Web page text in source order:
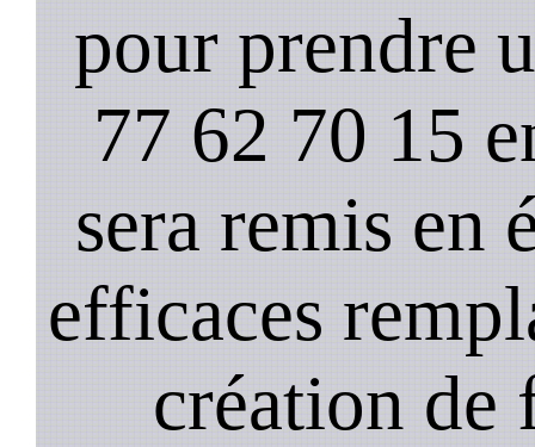
pour prendre
77 62 70 15
sera remis en
efficaces
création de